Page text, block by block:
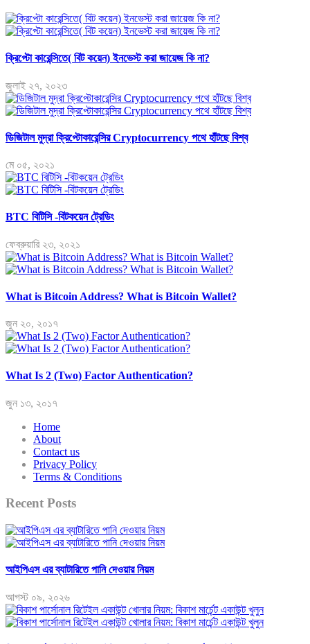
ক্রিপ্টো কারেন্সিতে( বিট কয়েন) ইনভেস্ট করা জায়েজ কি না?
জুলাই ২৭, ২০২৩
ডিজিটাল মুদ্রা ক্রিপ্টোকারেন্সির Cryptocurrency পথে হাঁটছে বিশ্ব
মে ০৫, ২০২১
BTC বিটিসি -বিটকয়েন ট্রেডিং
ফেব্রুয়ারি ২৩, ২০২১
What is Bitcoin Address? What is Bitcoin Wallet?
জুন ২০, ২০১৭
What Is 2 (Two) Factor Authentication?
জুন ১৩, ২০১৭
Home
About
Contact us
Privacy Policy
Terms & Conditions
Recent Posts
আইপিএস এর ব্যাটারিতে পানি দেওয়ার নিয়ম
আগস্ট ০৯, ২০২৬